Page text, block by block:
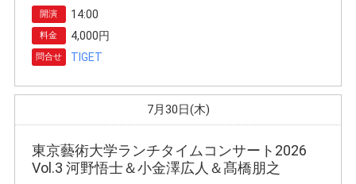
開演 14:00
料金 4,000円
問合せ TIGET
7月30日(木)
東京藝術大学ランチタイムコンサート2026
Vol.3 河野悟士＆小金澤広人＆髙橋朋之